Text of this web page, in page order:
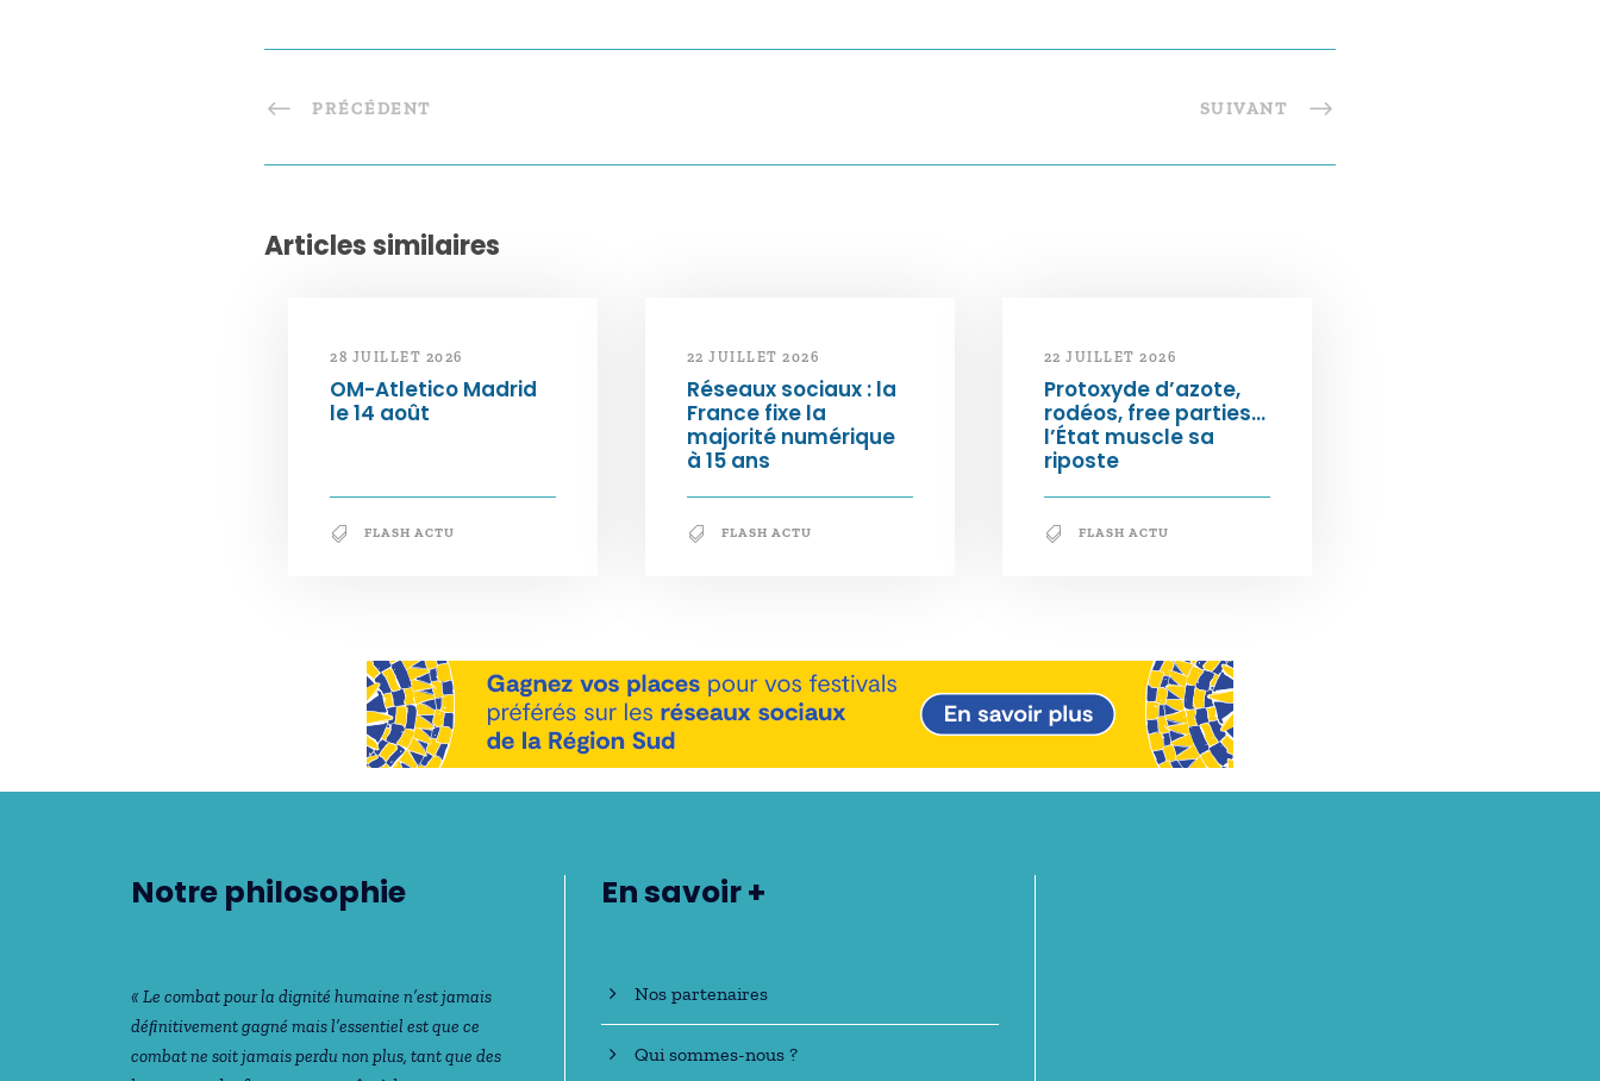
PRÉCÉDENT SUIVANT
Articles similaires
28 JUILLET 2026
OM-Atletico Madrid
le 14 août
FLASH ACTU
22 JUILLET 2026
Réseaux sociaux : la
France fixe la
majorité numérique
à 15 ans
FLASH ACTU
22 JUILLET 2026
Protoxyde d’azote,
rodéos, free parties…
l’État muscle sa
riposte
FLASH ACTU
Notre philosophie
« Le combat pour la dignité humaine n’est jamais
déﬁnitivement gagné mais l’essentiel est que ce
combat ne soit jamais perdu non plus, tant que des
En savoir +
Nos partenaires
Qui sommes-nous ?